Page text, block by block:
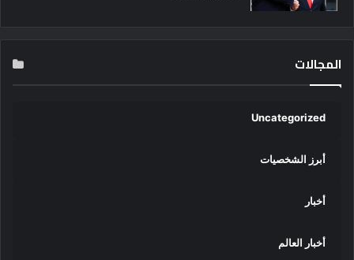
المجالات
Uncategorized
أبرز الشخصيات
أخبار
أخبار العالم